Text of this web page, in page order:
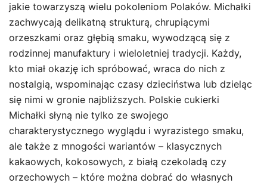
jakie towarzyszą wielu pokoleniom Polaków. Michałki
zachwycają delikatną strukturą, chrupiącymi
orzeszkami oraz głębią smaku, wywodzącą się z
rodzinnej manufaktury i wieloletniej tradycji. Każdy,
kto miał okazję ich spróbować, wraca do nich z
nostalgią, wspominając czasy dzieciństwa lub dzieląc
się nimi w gronie najbliższych. Polskie cukierki
Michałki słyną nie tylko ze swojego
charakterystycznego wyglądu i wyrazistego smaku,
ale także z mnogości wariantów – klasycznych
kakaowych, kokosowych, z białą czekoladą czy
orzechowych – które można dobrać do własnych